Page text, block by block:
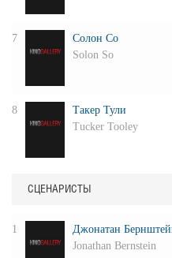
7
Солон Со
Solon So
8
Такер Тули
Tucker Tooley
СЦЕНАРИСТЫ
1
Джонатан
Jonathan Bernstein